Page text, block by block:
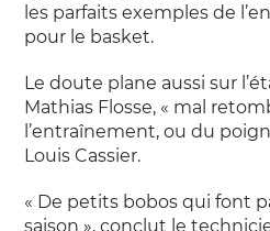
les parfaits exemples de
pour le basket.
Le doute plane aussi sur
Mathias Flosse, « mal
l’entraînement, ou du
Louis Cassier.
« De petits bobos qui font
saison », conclut le